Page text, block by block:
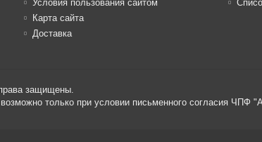
Условия пользования сайтом
Карта сайта
Доставка
защищены.
возможно только при условии письменного согласия